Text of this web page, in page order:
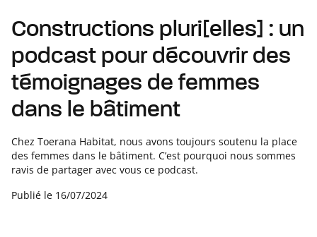
Constructions pluri[elles] : un
podcast pour découvrir des
témoignages de femmes
dans le bâtiment
Chez Toerana Habitat, nous avons toujours soutenu la place
des femmes dans le bâtiment. C’est pourquoi nous sommes
ravis de partager avec vous ce podcast.
Publié le 16/07/2024